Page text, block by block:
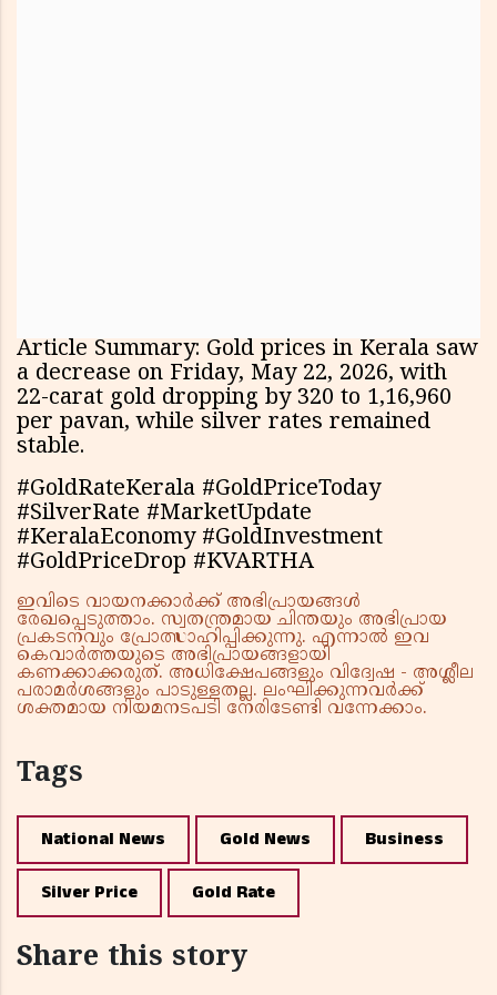
Article Summary: Gold prices in Kerala saw
a decrease on Friday, May 22, 2026, with
22-carat gold dropping by ₹320 to ₹1,16,960
per pavan, while silver rates remained
stable.
#GoldRateKerala #GoldPriceToday
#SilverRate #MarketUpdate
#KeralaEconomy #GoldInvestment
#GoldPriceDrop #KVARTHA
ഇവിടെ വായനക്കാർക്ക് അഭിപ്രായങ്ങൾ
രേഖപ്പെടുത്താം. സ്വതന്ത്രമായ ചിന്തയും അഭിപ്രായ
പ്രകടനവും പ്രോത്സാഹിപ്പിക്കുന്നു. എന്നാൽ ഇവ
കെവാർത്തയുടെ അഭിപ്രായങ്ങളായി
കണക്കാക്കരുത്. അധിക്ഷേപങ്ങളും വിദ്വേഷ - അശ്ലീല
പരാമർശങ്ങളും പാടുള്ളതല്ല. ലംഘിക്കുന്നവർക്ക്
ശക്തമായ നിയമനടപടി നേരിടേണ്ടി വന്നേക്കാം.
Tags
National News Gold News Business
Silver Price Gold Rate
Share this story